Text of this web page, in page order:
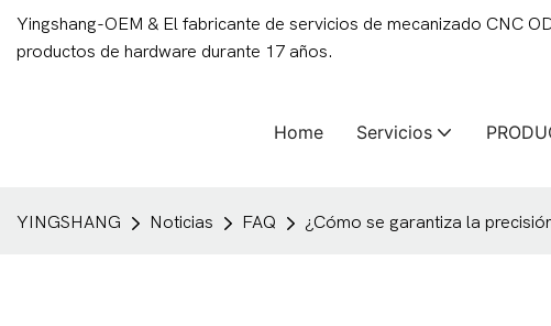
Yingshang-OEM & El fabricante de servicios de mecanizado CNC
productos de hardware durante 17 años.
Home Servicios
YINGSHANG Noticias FAQ ¿Cómo se garantiza la